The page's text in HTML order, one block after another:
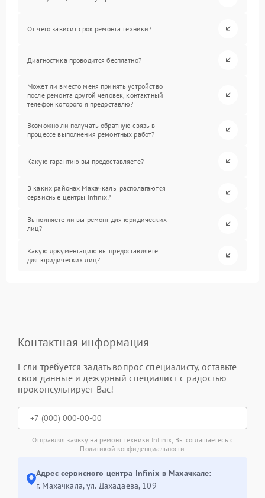
От чего зависит срок ремонта техники?
Диагностика проводится бесплатно?
Может ли вместо меня принять устройство
после ремонта другой человек, контактный
телефон которого я предоставлю?
Возможно ли получать обратную связь в
процессе выполнения ремонтных работ?
Какую гарантию вы предоставляете?
В каких районах Махачкалы располагаются
сервисные центры Infinix?
Выполняете ли вы ремонт для юридических
лиц?
Какую документацию вы предоставляете
для юридических лиц?
Контактная информация
Если требуется задать вопрос специалисту, оставьте
свои данные и дежурный специалист с радостью
проконсультирует Вас!
Отправляя заявку на ремонт техники Infinix, Вы соглашаетесь с
Политикой конфиденциальности
Адрес сервисного центра Infinix в Махачкале:
г. Махачкала, ул. Дахадаева, 109